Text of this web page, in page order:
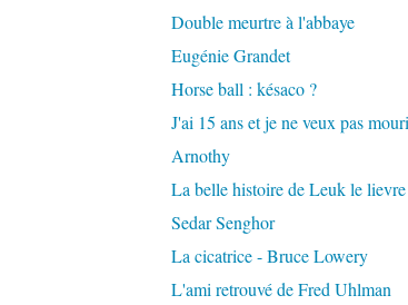
Double meurtre à l'abbaye
Eugénie Grandet
Horse ball : késaco ?
J'ai 15 ans et je ne veux pas
Arnothy
La belle histoire de Leuk le
Sedar Senghor
La cicatrice - Bruce Lowery
L'ami retrouvé de Fred Uhlman